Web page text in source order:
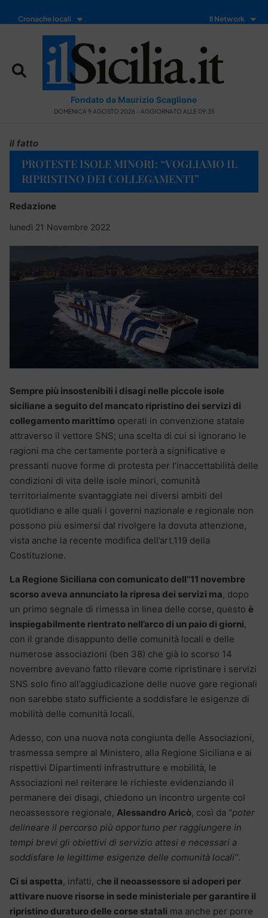
Cronache locali Il Network
Fondato da Maurizio Scaglione
DOMENICA 9 AGOSTO 2026 - AGGIORNATO ALLE 09:35
il fatto
PROTESTE ISOLE MINORI: “VOGLIAMO IL
RIPRISTINO DEI COLLEGAMENTI”
Redazione
lunedì 21 Novembre 2022
Sempre più insostenibili i disagi nelle piccole isole
siciliane a seguito del mancato ripristino dei servizi di
collegamento marittimo operati in convenzione statale
attraverso il vettore SNS; una scelta di cui si ignorano le
ragioni ma che certamente porterà a significative e
pressanti nuove forme di protesta per l’inaccettabilità delle
condizioni di vita delle isole minori, comunità
territorialmente svantaggiate nei diversi ambiti del
quotidiano e alle quali i governi nazionale e regionale non
possono più esimersi dal rivolgere la dovuta attenzione,
vista anche la recente modifica dell’art.119 della
Costituzione.
La Regione Siciliana con comunicato dell’’11 novembre
scorso aveva annunciato la ripresa dei servizi ma, dopo
un primo segnale di rimessa in linea delle corse, questo è
inspiegabilmente rientrato nell’arco di un paio di giorni,
con il grande disappunto delle comunità locali e delle
numerose associazioni (ben 38) che già lo scorso 14
novembre avevano fatto rilevare come ripristinare i servizi
SNS solo fino all’aggiudicazione delle nuove gare regionali
non sarebbe stato sufficiente a soddisfare le esigenze di
mobilità delle comunità locali.
Adesso, con una nuova nota congiunta delle Associazioni,
trasmessa sempre al Ministero, alla Regione Siciliana e ai
rispettivi Dipartimenti infrastrutture e mobilità, le
Associazioni nel reiterare le richieste evidenziando il
permanere dei disagi, chiedono un incontro urgente col
neoassessore regionale, Alessandro Aricò, così da “poter
delineare il percorso più opportuno per raggiungere in
tempi brevi gli obiettivi di servizio attesi e necessari a
soddisfare le legittime esigenze delle comunità locali”.
Ci si aspetta, infatti, che il neoassessore si adoperi per
attivare nuove risorse in sede ministeriale per garantire il
ripristino duraturo delle corse statali ma anche per porre